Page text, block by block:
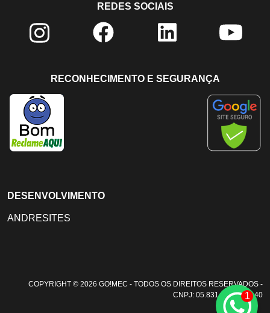
REDES SOCIAIS
RECONHECIMENTO E SEGURANÇA
DESENVOLVIMENTO
ANDRESITES
COPYRIGHT © 2026 GO!MEC - TODOS OS DIREITOS RESERVADOS -
CNPJ: 05.831.108/0001-40
1